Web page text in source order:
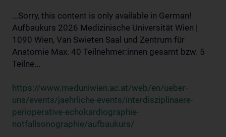
...Sorry, this content is only available in German!
Aufbaukurs 2026 Medizinische Universität Wien |
1090 Wien, Van Swieten Saal und Zentrum für
Anatomie Max. 40 Teilnehmer:innen gesamt bzw. 5
Teilne...
https://www.meduniwien.ac.at/web/en/ueber-
uns/events/jaehrliche-events/interdisziplinaere-
perioperative-echokardiographie-
notfallsonographie/aufbaukurs/